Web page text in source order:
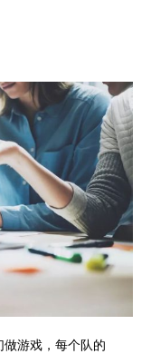
游戏，每个队的